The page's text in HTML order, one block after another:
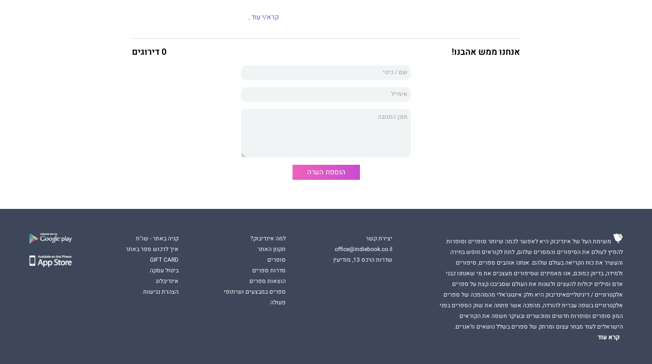
שלא כהרגלו, הוא מניח לכרטיסי הנהלת החשבונות וכבר לאחר עלעול ראשוני הוא
ווידויי לילה, מוזכרת שוב ושוב ולא בנדיבות יתר, פשלה שאירעה בעת תעסוקה
בו הוא עצמו עתיד לחוות שינויים ותהפוכות בסדרי חייו.
קרא/י עוד..
אנחנו ממש אהבנו! 0 דירוגים
הוספת הערה
משימת העל של אינדיבוק היא לאפשר לכמה שיותר סופרים וסופרות
להפיץ לעולם את הסיפורים והמסרים שלהם, לתת לקוראים חופש בחירה
והעשיר את כוח הקריאה בעולם שלהם. אנחנו אוהבים ספרים, סיפורים
ולמידה, בדיוק כמוכם, אנו מאמינים שסיפורים מעצבים את מי שאנחנו כבני
אדם ומילים יכולות להעצים ולשנות את העולם שסביבנו.קצת על ספרים
אלקטרוניים / דיגיטלייםאינדיבוק היא חלק אינטגראלי מהמהפכה של ספרים
אלקטרוניים בשפה עברית להורדה, מהפכה אשר פתחה את שוק הספרים בפני
המון סופרים וסופרות חדשים ומוכשרים ובעיקר חשפה את הקוראים
הישראלים לעוד מבחר עצום ומרתק של ספרים בשלל נושאים וז'אנרים.
קרא עוד
יצירת קשר
office@indiebook.co.il
שדרות הרכס 13, מודיעין
למה אינדיבוק?
תקנון האתר
סופרים
סדרות ספרים
הוצאות ספרים
ספרים במבצעים ושיתופי
פעולה
קניה באתר - שו"ת
איך לרכוש ספר באתר
GIFT CARD
ביטול עסקה
אינדיבלוג
הצהרת נגישות